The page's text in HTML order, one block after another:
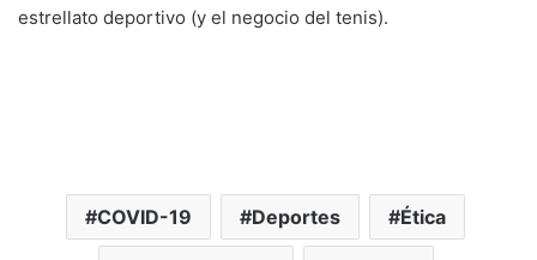
estrellato deportivo (y el negocio del tenis).
COVID-19 Deportes Ética